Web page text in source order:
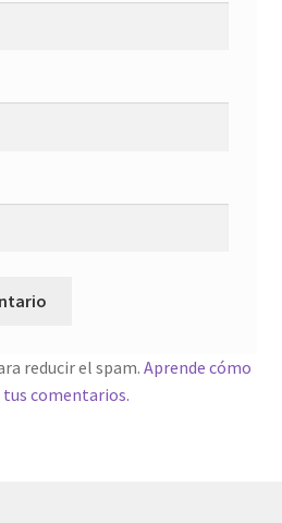
reducir el spam. Aprende cómo
tus comentarios.